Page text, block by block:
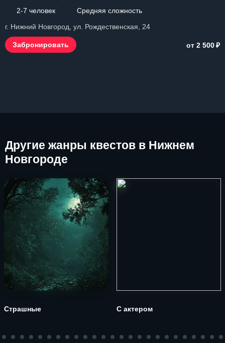
2-7 человек
Средняя сложность
г. Нижний Новгород, ул. Рождественская, 24
Забронировать от 2 500₽
Другие жанры квестов в Нижнем
Новгороде
Страшные С актером